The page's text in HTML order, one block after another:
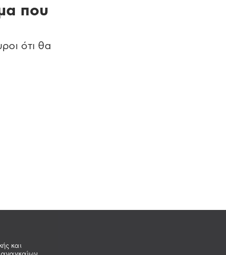
και
που
ότι θα